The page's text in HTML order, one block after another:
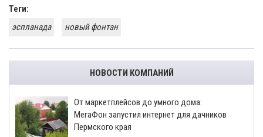
Теги:
эспланада
новый фонтан
НОВОСТИ КОМПАНИЙ
От маркетплейсов до умного дома:
МегаФон запустил интернет для дачников
Пермского края